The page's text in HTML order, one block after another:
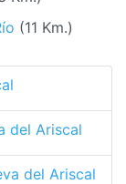
Río (11 Km.)
del Ariscal
del Ariscal